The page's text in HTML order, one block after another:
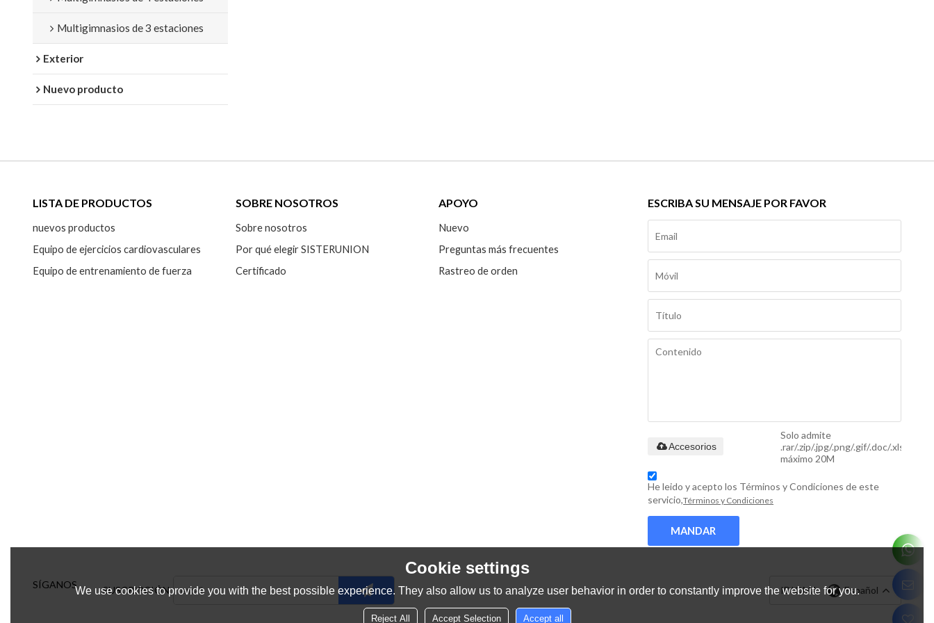
Multigimnasios de 3 estaciones
Exterior
Nuevo producto
LISTA DE PRODUCTOS
nuevos productos
Equipo de ejercicios cardiovasculares
Equipo de entrenamiento de fuerza
SOBRE NOSOTROS
Sobre nosotros
Por qué elegir SISTERUNION
Certificado
APOYO
Nuevo
Preguntas más frecuentes
Rastreo de orden
ESCRIBA SU MENSAJE POR FAVOR
Solo admite
.rar/.zip/.jpg/.png/.gif/.doc/.xls/.pdf,
máximo 20M
Accesorios
He leido y acepto los Términos y Condiciones de este
servicio,Términos y Condiciones
MANDAR
SÍGANOS SUSCRIPCIÓN IDIOMA: Español
Cookie settings
We use cookies to provide you with the best possible experience. They also allow us to analyze user behavior in order to constantly improve the website for you.
Reject All Accept Selection Accept all